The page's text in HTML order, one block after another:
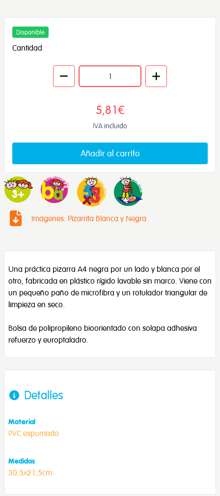
Disponible
Cantidad
5,81€
IVA incluido
Añadir al carrito
Imágenes: Pizarrita Blanca y Negra
Una práctica pizarra A4 negra por un lado y blanca por el
otro, fabricada en plástico rígido lavable sin marco. Viene con
un pequeño paño de microfibra y un rotulador triangular de
limpieza en seco.
Bolsa de polipropileno bioorientado con solapa adhesiva
refuerzo y europtaladro.
Detalles
Material
PVC espumado
Medidas
30,5x21,5cm